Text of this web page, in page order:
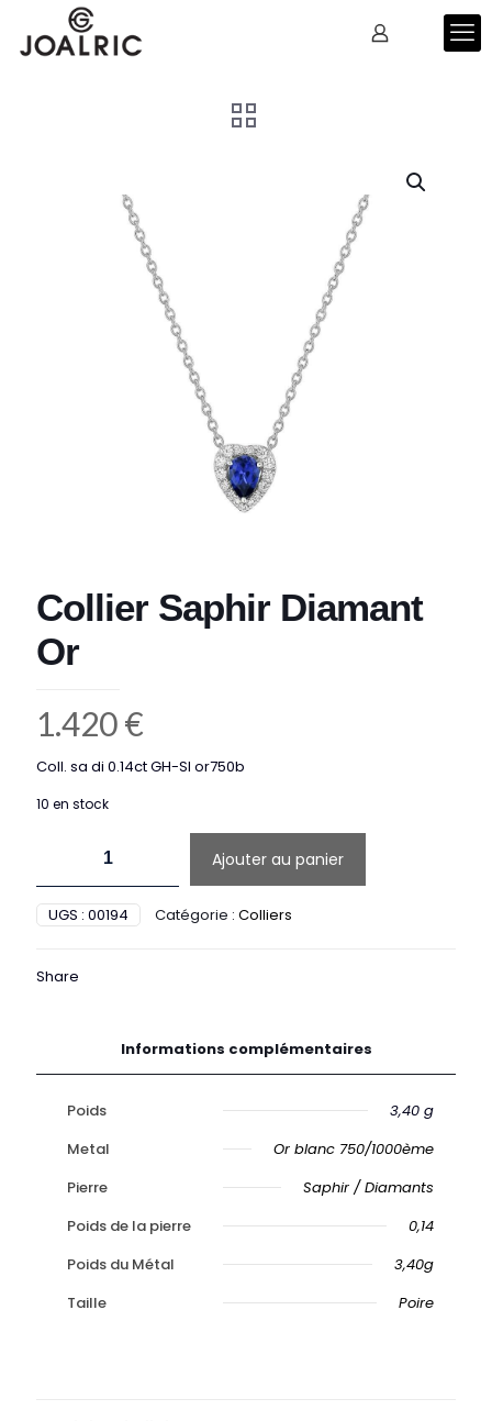
Collier Saphir Diamant
Or
1.420€
Coll. sa di 0.14ct GH-SI or750b
10 en stock
Collier
Saphir
Diamant
Ajouter au panier
UGS : 00194 Catégorie : Colliers
Share
Informations complémentaires
Poids
3,40 g
Metal
Or blanc 750/1000ème
Pierre
Saphir / Diamants
Poids de la pierre
0,14
Poids du Métal
3,40g
Taille
Poire